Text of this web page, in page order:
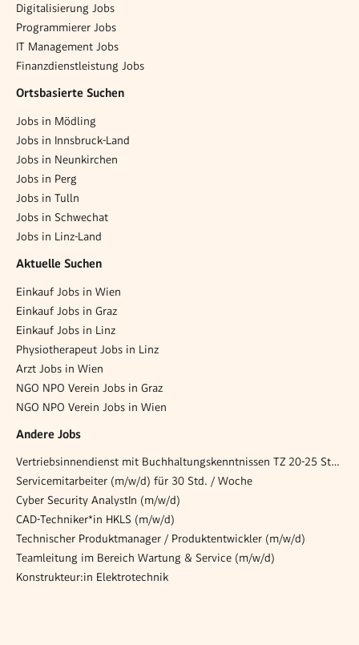
Digitalisierung Jobs
Programmierer Jobs
IT Management Jobs
Finanzdienstleistung Jobs
Ortsbasierte Suchen
Jobs in Mödling
Jobs in Innsbruck-Land
Jobs in Neunkirchen
Jobs in Perg
Jobs in Tulln
Jobs in Schwechat
Jobs in Linz-Land
Aktuelle Suchen
Einkauf Jobs in Wien
Einkauf Jobs in Graz
Einkauf Jobs in Linz
Physiotherapeut Jobs in Linz
Arzt Jobs in Wien
NGO NPO Verein Jobs in Graz
NGO NPO Verein Jobs in Wien
Andere Jobs
Vertriebsinnendienst mit Buchhaltungskenntnissen TZ 20-25 Stunden m/w/d
Servicemitarbeiter (m/w/d) für 30 Std. / Woche
Cyber Security AnalystIn (m/w/d)
CAD-Techniker*in HKLS (m/w/d)
Technischer Produktmanager / Produktentwickler (m/w/d)
Teamleitung im Bereich Wartung & Service (m/w/d)
Konstrukteur:in Elektrotechnik